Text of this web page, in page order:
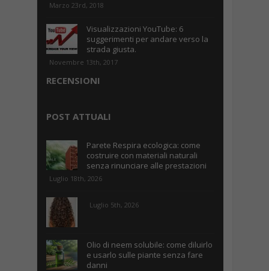
Marzo 23rd, 2018
Visualizzazioni YouTube: 6
suggerimenti per andare verso la
strada giusta.
Novembre 13th, 2017
RECENSIONI
POST ATTUALI
Parete Respira ecologica: come
costruire con materiali naturali
senza rinunciare alle prestazioni
Luglio 18th, 2026
Luglio 5th, 2026
Olio di neem solubile: come diluirlo
e usarlo sulle piante senza fare
danni